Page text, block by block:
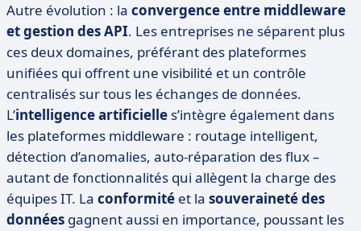
Autre évolution : la convergence entre middleware
et gestion des API. Les entreprises ne séparent plus
ces deux domaines, préférant des plateformes
unifiées qui offrent une visibilité et un contrôle
centralisés sur tous les échanges de données.
L’intelligence artificielle s’intègre également dans
les plateformes middleware : routage intelligent,
détection d’anomalies, auto-réparation des flux –
autant de fonctionnalités qui allègent la charge des
équipes IT. La conformité et la souveraineté des
données gagnent aussi en importance, poussant les